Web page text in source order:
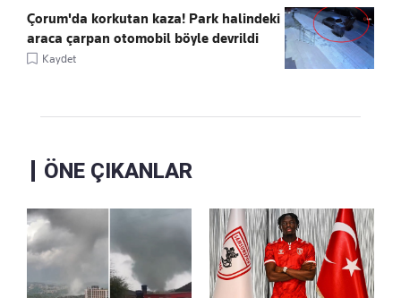
Çorum'da korkutan kaza! Park halindeki
araca çarpan otomobil böyle devrildi
Kaydet
ÖNE ÇIKANLAR